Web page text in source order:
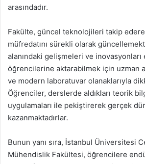
arasındadır.
Fakülte, güncel teknolojileri takip
müfredatını sürekli olarak
alanındaki gelişmeleri ve
öğrencilerine aktarabilmek için uzman
ve modern laboratuvar olanaklarıyla
Öğrenciler, derslerde aldıkları teorik
uygulamaları ile pekiştirerek gerçek
kazanmaktadırlar.
Bunun yanı sıra, İstanbul Üniversitesi
Mühendislik Fakültesi, öğrencilere